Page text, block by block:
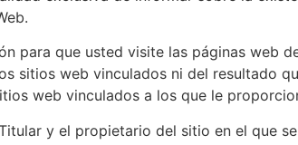
para que usted visite las páginas web
sitios web vinculados ni del resultado
web vinculados a los que le
y el propietario del sitio en el que